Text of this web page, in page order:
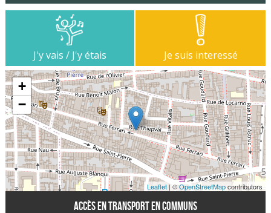
J'y vais / J'y étais Je suis interessé
+
−
Leaflet| ©OpenStreetMapcontributors
Accès en transport en communs